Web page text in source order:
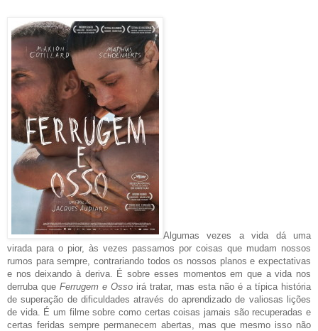
Algumas vezes a vida dá uma
virada para o pior, às vezes passamos por coisas que mudam nossos
rumos para sempre, contrariando todos os nossos planos e expectativas
e nos deixando à deriva. É sobre esses momentos em que a vida nos
derruba que Ferrugem e Osso irá tratar, mas esta não é a típica história
de superação de dificuldades através do aprendizado de valiosas lições
de vida. É um filme sobre como certas coisas jamais são recuperadas e
certas feridas sempre permanecem abertas, mas que mesmo isso não